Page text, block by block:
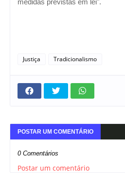
Justiça Tradicionalismo
POSTAR UM COMENTÁRIO
0 Comentários
Postar um comentário